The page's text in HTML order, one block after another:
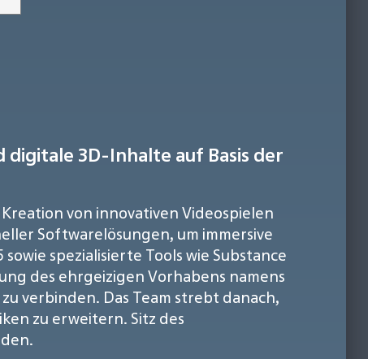
3D-Inhalte auf Basis der
von innovativen Videospielen
Softwarelösungen, um immersive
spezialisierte Tools wie Substance
des ehrgeizigen Vorhabens namens
verbinden. Das Team strebt danach,
zu erweitern. Sitz des